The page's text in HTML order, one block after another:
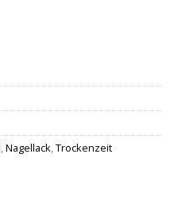
Nagellack Trockenzeit